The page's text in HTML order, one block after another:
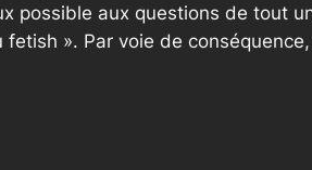
possible aux questions de tout
fetish ». Par voie de